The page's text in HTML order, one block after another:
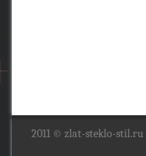
2011 © zlat-steklo-stil.ru